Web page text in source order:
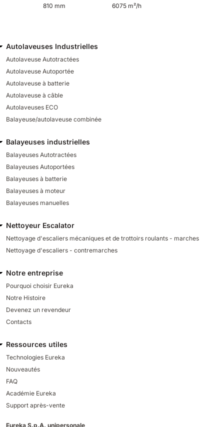
810 mm 6075 m²/h
Autolaveuses Industrielles
Autolaveuse Autotractées
Autolaveuse Autoportée
Autolaveuse à batterie
Autolaveuse à câble
Autolaveuses ECO
Balayeuse/autolaveuse combinée
Balayeuses industrielles
Balayeuses Autotractées
Balayeuses Autoportées
Balayeuses à batterie
Balayeuses à moteur
Balayeuses manuelles
Nettoyeur Escalator
Nettoyage d'escaliers mécaniques et de trottoirs roulants - marches
Nettoyage d'escaliers - contremarches
Notre entreprise
Pourquoi choisir Eureka
Notre Histoire
Devenez un revendeur
Contacts
Ressources utiles
Technologies Eureka
Nouveautés
FAQ
Académie Eureka
Support après-vente
Eureka S.p.A. unipersonale